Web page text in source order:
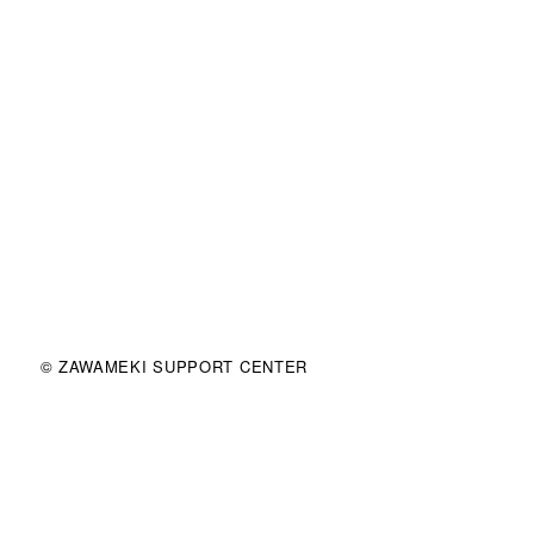
© ZAWAMEKI SUPPORT CENTER